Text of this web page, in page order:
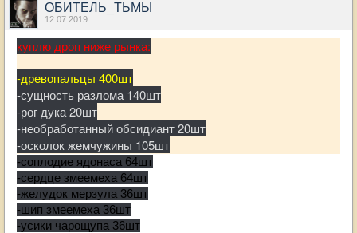
ОБИТЕЛЬ_ТЬМЫ
12.07.2019
куплю дроп ниже рынка:
-древопальцы 400шт
-сущность разлома 140шт
-рог дука 20шт
-необработанный обсидиант 20шт
-осколок жемчужины 105шт
-соплодие ядонаса 64шт
-сердце змеемеха 64шт
-желудок мерзула 36шт
-шип змеемеха 36шт
-усики чарощупа 36шт